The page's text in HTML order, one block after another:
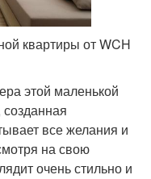
квартиры от WCH
этой маленькой
все желания и
на свою
очень стильно и